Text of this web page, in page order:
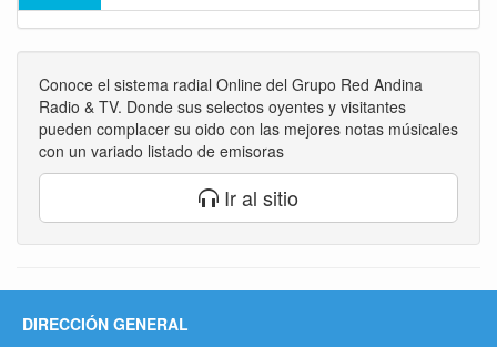
Conoce el sistema radial Online del Grupo Red Andina
Radio & TV. Donde sus selectos oyentes y visitantes
pueden complacer su oido con las mejores notas músicales
con un variado listado de emisoras
Ir al sitio
DIRECCIÓN GENERAL